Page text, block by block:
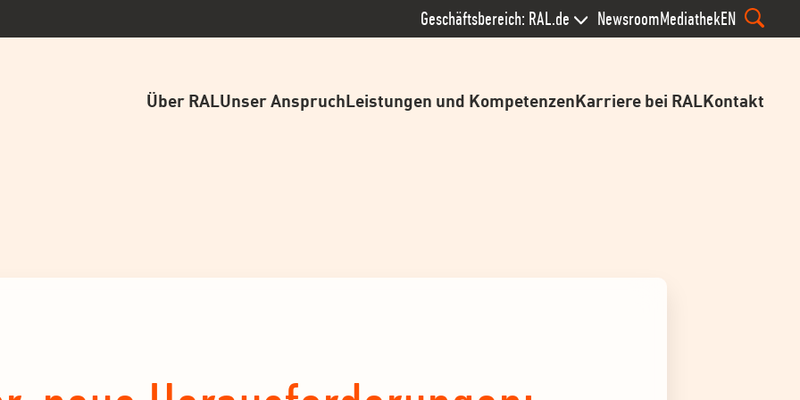
Geschäftsbereich: RAL.de NewsroomMediathekEN
Über RAL Unser AnspruchLeistungen und KompetenzenKarriere bei RAL Kontakt